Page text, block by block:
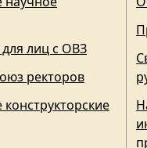
лиц с ОВЗ
ректоров
конструкторские